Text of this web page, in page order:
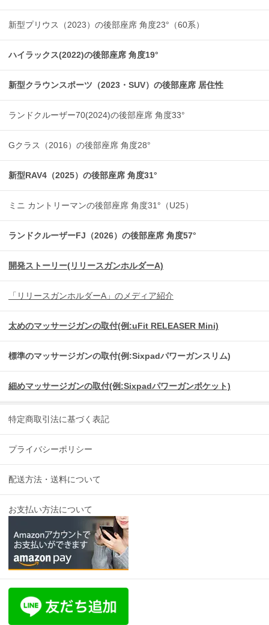
新型プリウス（2023）の後部座席 角度23°（60系）
ハイラックス(2022)の後部座席 角度19°
新型クラウンスポーツ（2023・SUV）の後部座席 居住性
ランドクルーザー70(2024)の後部座席 角度33°
Gクラス（2016）の後部座席 角度28°
新型RAV4（2025）の後部座席 角度31°
ミニ カントリーマンの後部座席 角度31°（U25）
ランドクルーザーFJ（2026）の後部座席 角度57°
開発ストーリー(リリースガンホルダーA)
「リリースガンホルダーA」のメディア紹介
太めのマッサージガンの取付(例:uFit RELEASER Mini)
標準のマッサージガンの取付(例:Sixpadパワーガンスリム)
細めマッサージガンの取付(例:Sixpadパワーガンポケット)
特定商取引法に基づく表記
プライバシーポリシー
配送方法・送料について
お支払い方法について